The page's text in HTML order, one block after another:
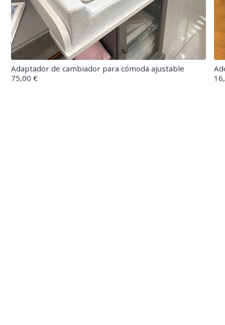
Adaptador de cambiador para cómoda ajustable
75,00 €